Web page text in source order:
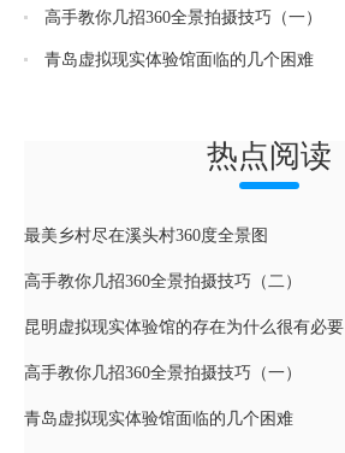
高手教你几招360全景拍摄技巧（一）
青岛虚拟现实体验馆面临的几个困难
热点阅读
最美乡村尽在溪头村360度全景图
高手教你几招360全景拍摄技巧（二）
昆明虚拟现实体验馆的存在为什么很有必要
高手教你几招360全景拍摄技巧（一）
青岛虚拟现实体验馆面临的几个困难